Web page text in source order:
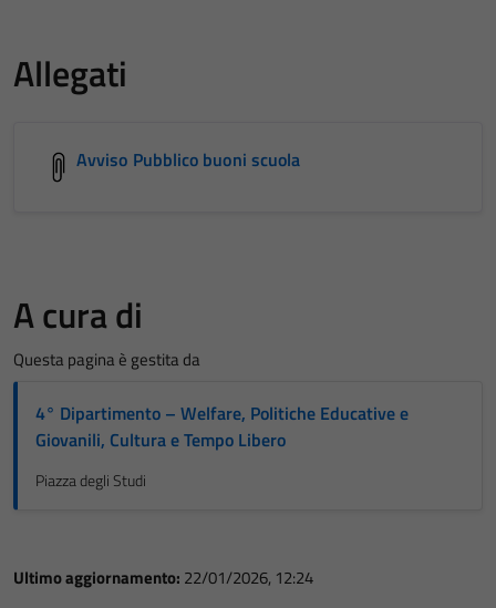
Allegati
Avviso Pubblico buoni scuola
A cura di
Questa pagina è gestita da
4° Dipartimento – Welfare, Politiche Educative e
Giovanili, Cultura e Tempo Libero
Piazza degli Studi
Ultimo aggiornamento: 22/01/2026, 12:24